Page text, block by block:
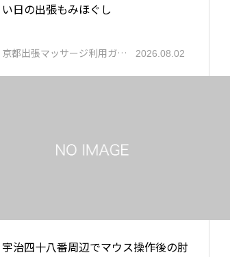
い日の出張もみほぐし
京都出張マッサージ利用ガ… 2026.08.02
宇治四十八番周辺でマウス操作後の肘